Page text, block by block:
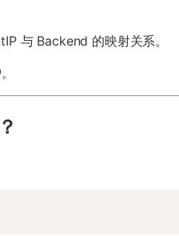
与 Backend 的映射关系。